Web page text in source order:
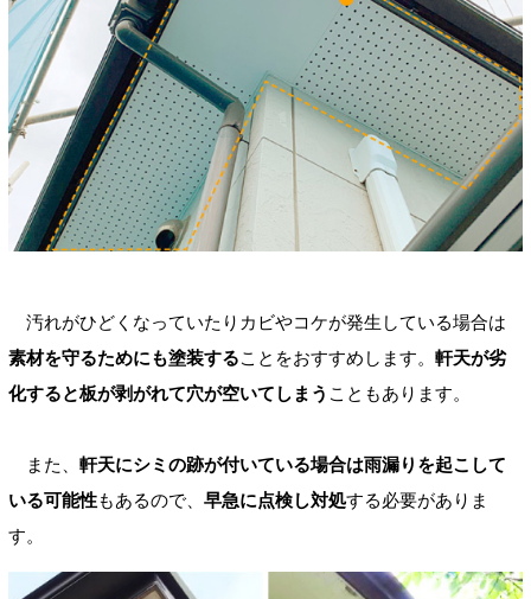
汚れがひどくなっていたりカビやコケが発生している場合は
素材を守るためにも塗装することをおすすめします。 軒天が劣
化すると板が剥がれて穴が空いてしまう こともあります。
また、 軒天にシミの跡が付いている場合は雨漏りを起こして
いる可能性もあるので、 早急に点検し対処する必要がありま
す。